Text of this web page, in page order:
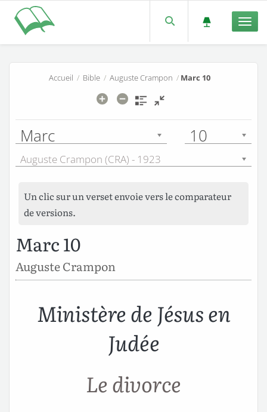
Accueil / Bible/ Auguste Crampon / Marc 10
Marc 10
Auguste Crampon (CRA) - 1923
Un clic sur un verset envoie vers le comparateur
de versions.
Marc 10
Auguste Crampon
Ministère de Jésus en
Judée
Le divorce